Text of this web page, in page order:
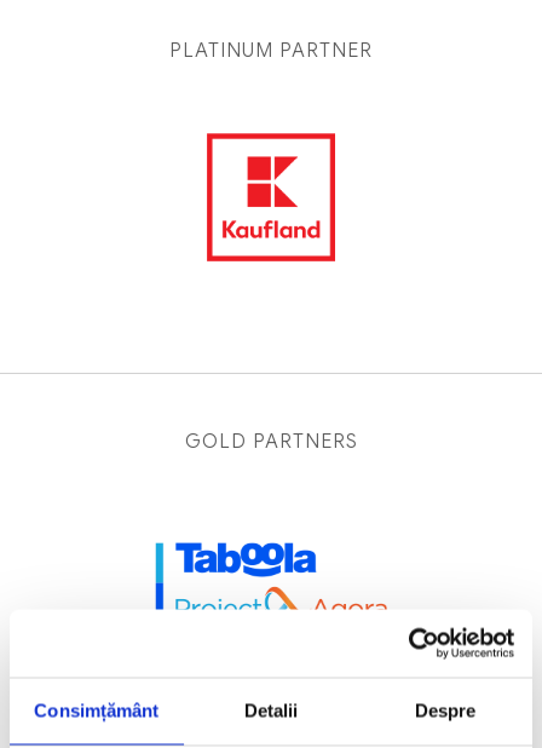
Consimțământ Detalii Despre
PLATINUM PARTNER
GOLD PARTNERS